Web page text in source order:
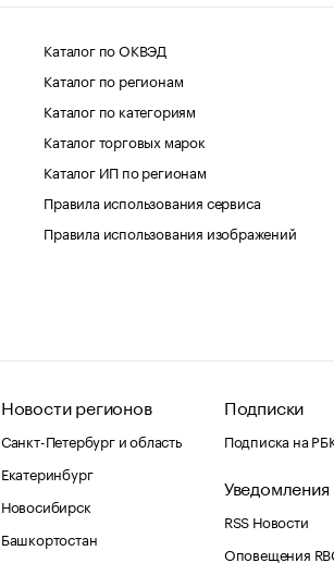
Каталог по ОКВЭД
Каталог по регионам
Каталог по категориям
Каталог торговых марок
Каталог ИП по регионам
Правила использования сервиса
Правила использования изображений
Новости регионов
Санкт-Петербург и область
Екатеринбург
Новосибирск
Башкортостан
Подписки
Подписка на
Уведомления
RSS Новости
Оповещения